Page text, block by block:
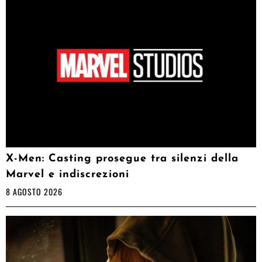
X-Men: Casting prosegue tra silenzi della
Marvel e indiscrezioni
8 AGOSTO 2026